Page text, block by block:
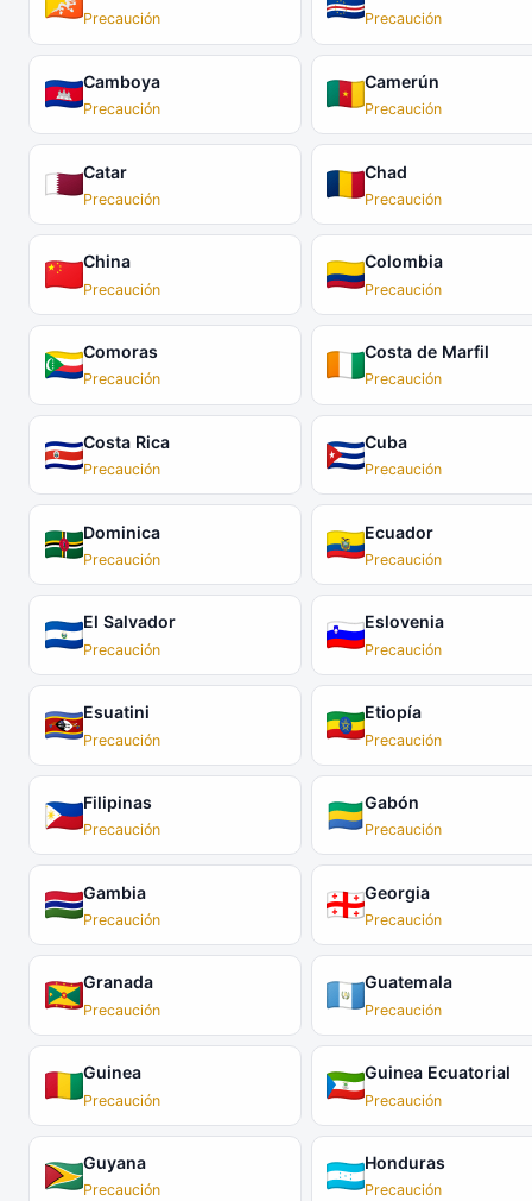
Precaución Precaución
Camboya
Precaución
Camerún
Precaución
Catar
Precaución
Chad
Precaución
China
Precaución
Colombia
Precaución
Comoras
Precaución
Costa de Marfil
Precaución
Costa Rica
Precaución
Cuba
Precaución
Dominica
Precaución
Ecuador
Precaución
El Salvador
Precaución
Eslovenia
Precaución
Esuatini
Precaución
Etiopía
Precaución
Filipinas
Precaución
Gabón
Precaución
Gambia
Precaución
Georgia
Precaución
Granada
Precaución
Guatemala
Precaución
Guinea
Precaución
Guinea Ecuatorial
Precaución
Guyana
Precaución
Honduras
Precaución